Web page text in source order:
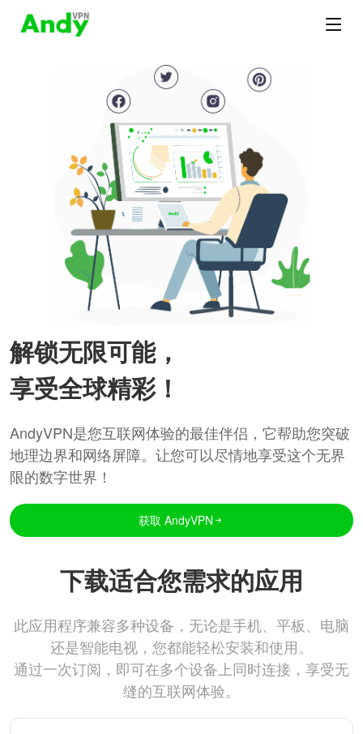
解锁无限可能，
享受全球精彩！
AndyVPN是您互联网体验的最佳伴侣，它帮助您突破
地理边界和网络屏障。让您可以尽情地享受这个无界
限的数字世界！
获取 AndyVPN
下载适合您需求的应用
此应用程序兼容多种设备，无论是手机、平板、电脑
还是智能电视，您都能轻松安装和使用。
通过一次订阅，即可在多个设备上同时连接，享受无
缝的互联网体验。